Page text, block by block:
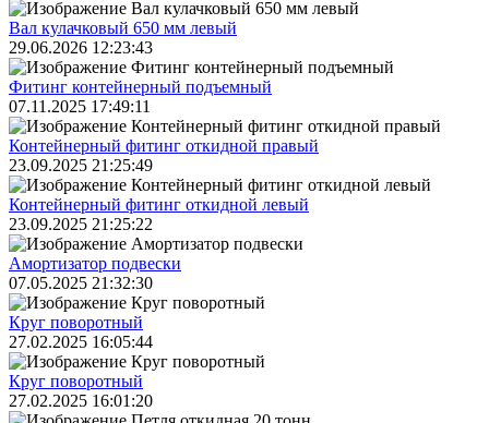
Вал кулачковый 650 мм левый
29.06.2026 12:23:43
Фитинг контейнерный подъемный
07.11.2025 17:49:11
Контейнерный фитинг откидной правый
23.09.2025 21:25:49
Контейнерный фитинг откидной левый
23.09.2025 21:25:22
Амортизатор подвески
07.05.2025 21:32:30
Круг поворотный
27.02.2025 16:05:44
Круг поворотный
27.02.2025 16:01:20